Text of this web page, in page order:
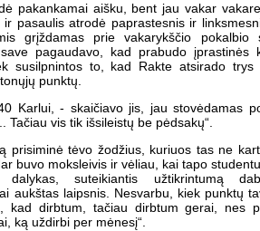
pakankamai aišku, bent jau vakar
ir pasaulis atrodė paprastesnis ir
grįždamas prie vakarykščio pokalbio
pagaudavo, kad prabudo įprastinės
susilpnintos to, kad Rakte atsirado trys
punktų.
40 Karlui, - skaičiavo jis, jau stovėdamas
Tačiau vis tik išsileistų be pėdsakų“.
prisiminė tėvo žodžius, kuriuos tas ne
buvo moksleivis ir vėliau, kai tapo
dalykas, suteikiantis užtikrintumą
aukštas laipsnis. Nesvarbu, kiek punktų
kad dirbtum, tačiau dirbtum gerai, nes
ką uždirbi per mėnesį“.